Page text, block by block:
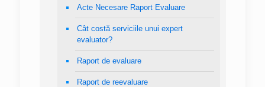
Acte Necesare Raport Evaluare
Cât costă serviciile unui expert
evaluator?
Raport de evaluare
Raport de reevaluare